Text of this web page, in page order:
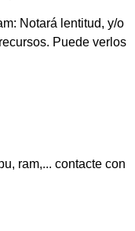
Notará lentitud, y/o
Puede verlos
ram,... contacte con